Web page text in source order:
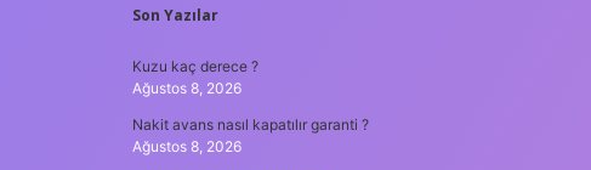
SIDEBAR
Son Yazılar
Kuzu kaç derece ?
Ağustos 8, 2026
Nakit avans nasıl kapatılır garanti ?
Ağustos 8, 2026